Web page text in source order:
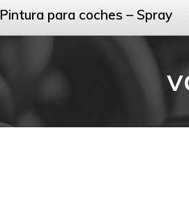
Pintura para coches – Spray